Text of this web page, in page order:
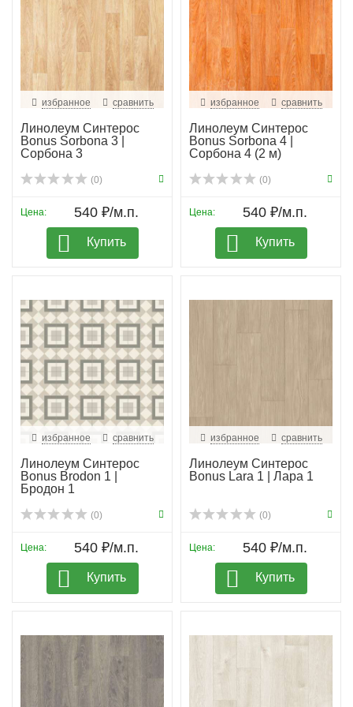
избранное сравнить
Линолеум Синтерос
Bonus Sorbona 3 |
Сорбона 3
(0)
Цена: 540 ₽/м.п.
Купить
избранное сравнить
Линолеум Синтерос
Bonus Sorbona 4 |
Сорбона 4 (2 м)
(0)
Цена: 540 ₽/м.п.
Купить
избранное сравнить
Линолеум Синтерос
Bonus Brodon 1 |
Бродон 1
(0)
Цена: 540 ₽/м.п.
Купить
избранное сравнить
Линолеум Синтерос
Bonus Lara 1 | Лара 1
(0)
Цена: 540 ₽/м.п.
Купить